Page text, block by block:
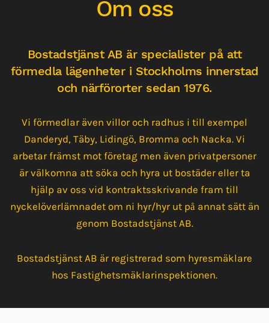
Om oss
Bostadstjänst AB är specialister på att
förmedla lägenheter i Stockholms innerstad
och närförorter sedan 1976.
Vi förmedlar även villor och radhus i till exempel
Danderyd, Täby, Lidingö, Bromma och Nacka. Vi
arbetar främst mot företag men även privatpersoner
är välkomna att söka och hyra ut bostäder eller ta
hjälp av oss vid kontraktsskrivande fram till
nyckelöverlämnadet om ni hyr/hyr ut på annat sätt än
genom Bostadstjänst AB.
Bostadstjänst AB är registrerad som hyresmäklare
hos Fastighetsmäklarinspektionen.